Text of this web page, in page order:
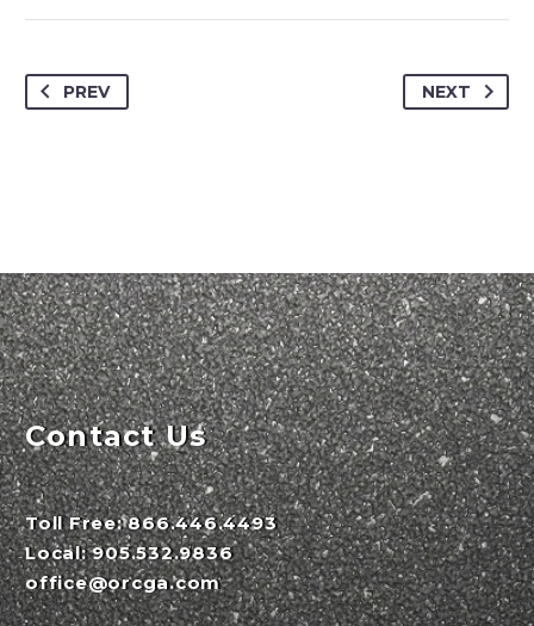
PREV NEXT
Contact Us
Toll Free:866.446.4493
Local:905.532.9836
office@orcga.com